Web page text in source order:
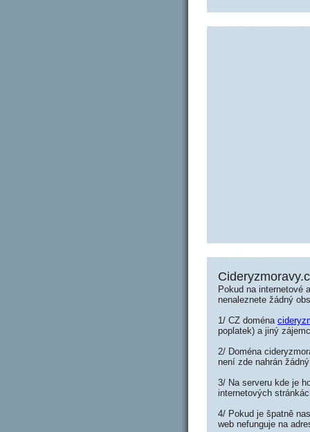
Pokud na internetové
nenaleznete žádný
1/ CZ doména
poplatek) a jiný
2/ Doména
není zde nahrán
3/ Na serveru kde je
internetových
4/ Pokud je špatně
web nefunguje na